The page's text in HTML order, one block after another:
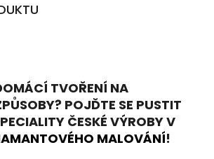
TVOŘENÍ NA
POJĎTE SE PUSTIT
ČESKÉ VÝROBY V
MALOVÁNÍ!